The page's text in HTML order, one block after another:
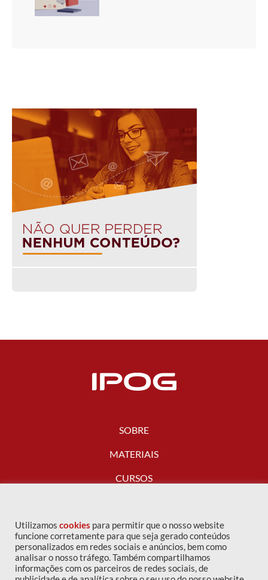
SOBRE
MATERIAIS
CURSOS
FALE CONOSCO
Utilizamos cookies para permitir que o nosso website
funcione corretamente para que seja gerado conteúdos
personalizados em redes sociais e anúncios, bem como
analisar o nosso tráfego. Também compartilhamos
informações com os parceiros de redes sociais, de